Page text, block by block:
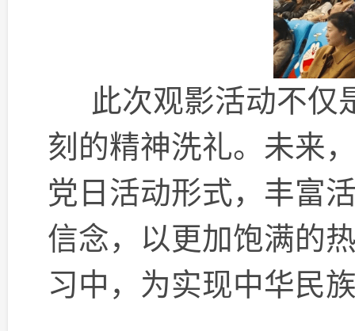
此次观影活动不仅
刻的精神洗礼。未来
党日活动形式，丰富
信念，以更加饱满的
习中，为实现中华民